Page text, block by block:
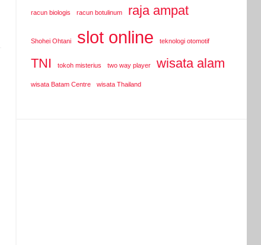
racun biologis racun botulinum raja ampat
Shohei Ohtani slot online teknologi otomotif
TNI tokoh misterius two way player wisata alam
wisata Batam Centre wisata Thailand